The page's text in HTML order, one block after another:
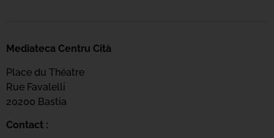
Mediateca Centru Cità
Place du Théatre
Rue Favalelli
20200 Bastia
Contact :